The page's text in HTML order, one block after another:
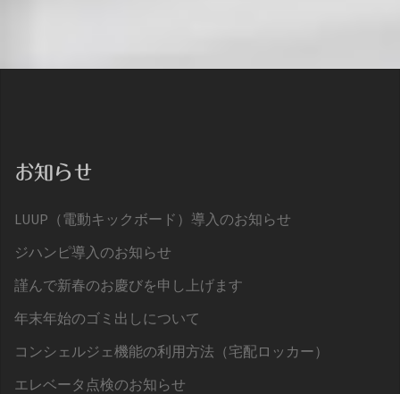
お知らせ
LUUP（電動キックボード）導入のお知らせ
ジハンピ導入のお知らせ
謹んで新春のお慶びを申し上げます
年末年始のゴミ出しについて
コンシェルジェ機能の利用方法（宅配ロッカー）
エレベータ点検のお知らせ